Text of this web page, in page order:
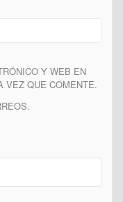
Y WEB EN
VEZ QUE COMENTE.